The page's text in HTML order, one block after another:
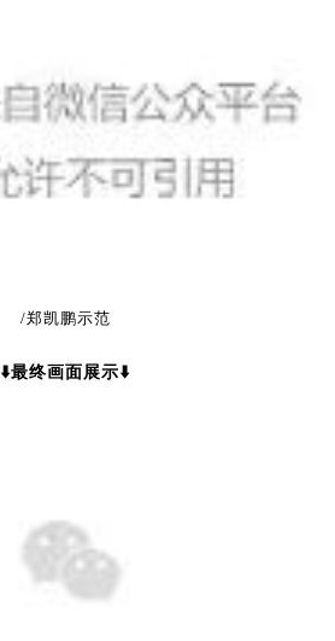
/郑凯鹏示范
⬇️最终画面展示⬇️